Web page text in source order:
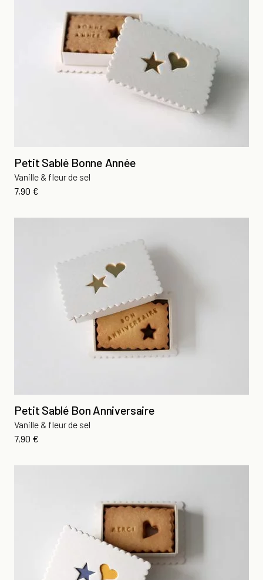
Petit Sablé Bonne Année
Vanille & fleur de sel
Prix
7,90 €
Petit Sablé Bon Anniversaire
Vanille & fleur de sel
Prix
7,90 €